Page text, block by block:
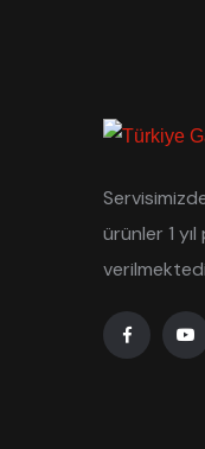
ürünler 1